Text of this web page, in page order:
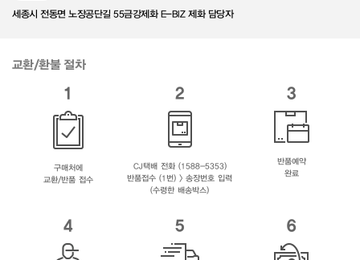
세종시 전동면 노장공단길 55금강제화 E-BIZ 제화 담당자
교환/환불 절차
1
구매처에
교환/반품 접수
2
CJ택배 전화 (1588-5353)
반품접수 (1번) > 송장번호 입력
(수령한 배송박스)
3
반품예약
완료
4 5 6